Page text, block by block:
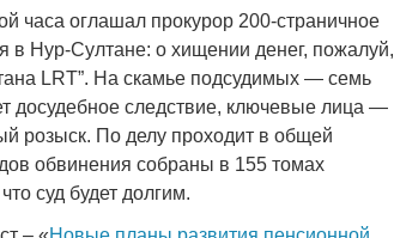
часа оглашал прокурор 200-страничное
в Нур-Султане: о хищении денег, пожалуй,
LRТ”. На скамье подсудимых — семь
досудебное следствие, ключевые лица —
розыск. По делу проходит в общей
обвинения собраны в 155 томах
суд будет долгим.